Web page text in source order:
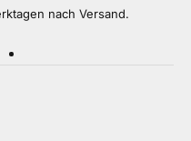
nach Versand.